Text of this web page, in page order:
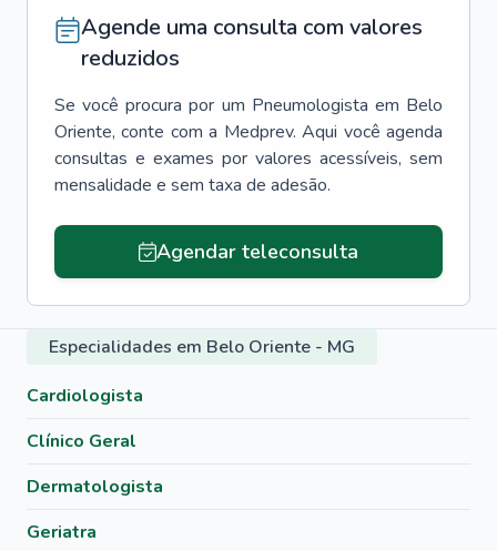
Agende uma consulta com valores
reduzidos
Se você procura por um Pneumologista em Belo
Oriente, conte com a Medprev. Aqui você agenda
consultas e exames por valores acessíveis, sem
mensalidade e sem taxa de adesão.
Agendar teleconsulta
Especialidades em Belo Oriente - MG
Cardiologista
Clínico Geral
Dermatologista
Geriatra